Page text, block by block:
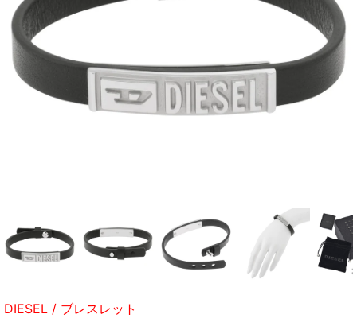
DIESEL / ブレスレット